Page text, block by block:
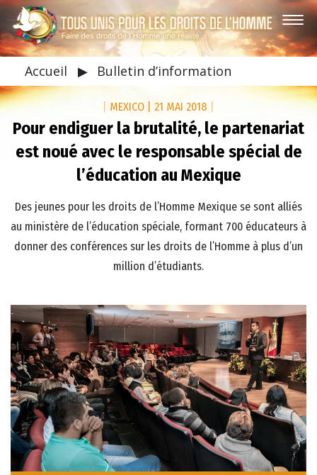
Accueil ▶ Bulletin d’information
MEXICO 21 MAI 2018
Pour endiguer la brutalité, le partenariat
est noué avec le responsable spécial de
l’éducation au Mexique
Des jeunes pour les droits de l’Homme Mexique se sont alliés
au ministère de l’éducation spéciale, formant 700 éducateurs à
donner des conférences sur les droits de l’Homme à plus d’un
million d’étudiants.